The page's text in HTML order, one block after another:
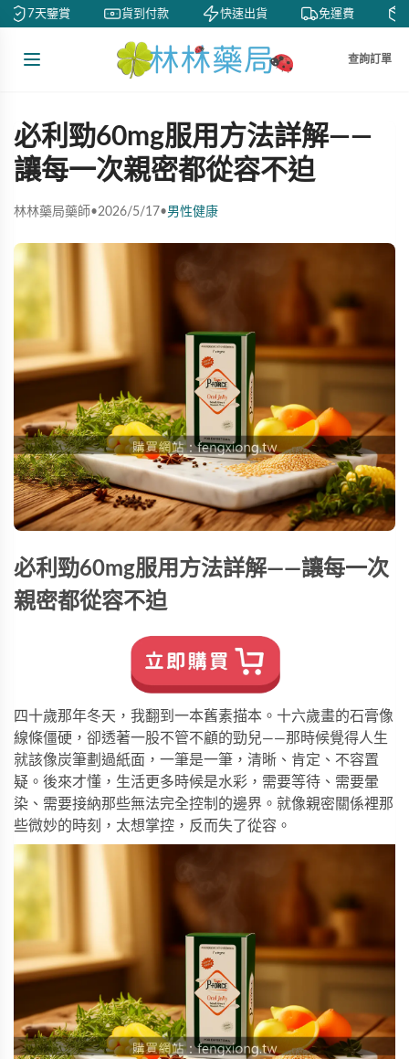
7天鑒賞 貨到付款 快速出貨 免運費 私
查詢訂單
必利勁60mg服用方法詳解——
讓每一次親密都從容不迫
林林藥局藥師•2026/5/17•男性健康
必利勁60mg服用方法詳解——讓每一次
親密都從容不迫
四十歲那年冬天，我翻到一本舊素描本。十六歲畫的石膏像
線條僵硬，卻透著一股不管不顧的勁兒——那時候覺得人生
就該像炭筆劃過紙面，一筆是一筆，清晰、肯定、不容置
疑。後來才懂，生活更多時候是水彩，需要等待、需要暈
染、需要接納那些無法完全控制的邊界。就像親密關係裡那
些微妙的時刻，太想掌控，反而失了從容。